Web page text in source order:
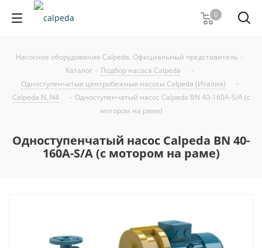
0
Насосное оборудование Calpeda. Официальный представитель -
Каталог - Подбор насоса Calpeda
-
Одноступенчатые центробежные насосы Calpeda (Италия)
-
Calpeda N, N4
- Одноступенчатый насос Calpeda BN 40-160A-S/A (с
мотором на раме)
Одноступенчатый насос Calpeda BN 40-
160A-S/A (с мотором на раме)